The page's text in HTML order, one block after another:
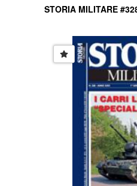
STORIA MILITARE